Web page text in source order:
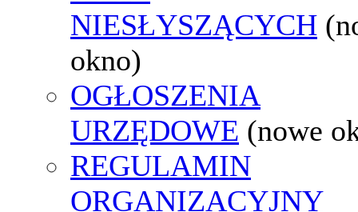
NIESŁYSZĄCYCH
okno)
OGŁOSZENIA
URZĘDOWE (nowe
REGULAMIN
ORGANIZACYJNY